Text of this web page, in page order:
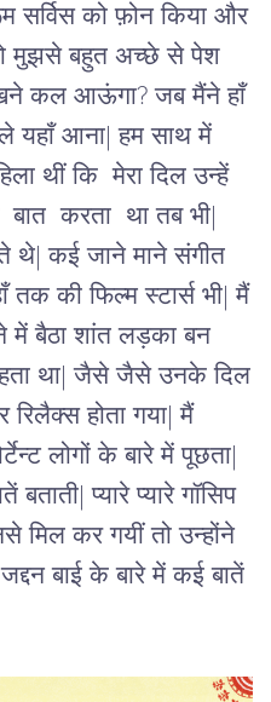
सर्विस को फ़ोन किया और
मुझसे बहुत अच्छे से पेश
कल आऊंगा? जब मैंने हाँ
यहाँ आना| हम साथ में
थीं कि मेरा दिल उन्हें
करता था तब भी|
कई जाने माने संगीत
तक की फिल्म स्टार्स भी| मैं
में बैठा शांत लड़का बन
था| जैसे जैसे उनके दिल
होता गया| मैं
लोगों के बारे में पूछता|
प्यारे प्यारे गॉसिप
मिल कर गयीं तो उन्होंने
बाई के बारे में कई बातें